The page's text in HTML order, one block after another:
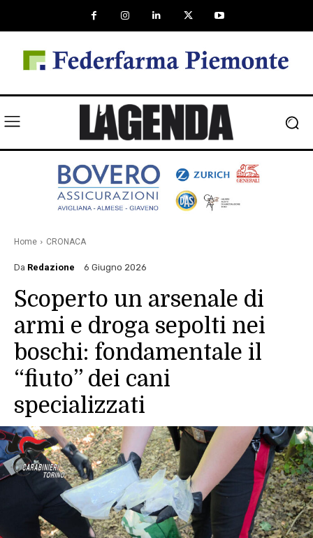
Home CRONACA
Da Redazione 6 Giugno 2026
Scoperto un arsenale di
armi e droga sepolti nei
boschi: fondamentale il
“fiuto” dei cani
specializzati